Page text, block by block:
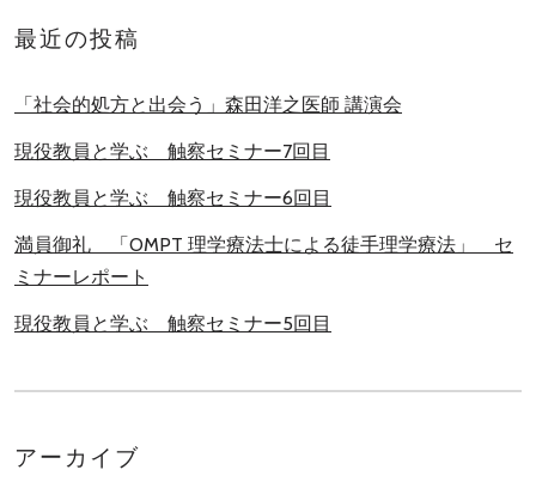
最近の投稿
「社会的処方と出会う」森田洋之医師 講演会
現役教員と学ぶ 触察セミナー7回目
現役教員と学ぶ 触察セミナー6回目
満員御礼 「OMPT 理学療法士による徒手理学療法」 セ
ミナーレポート
現役教員と学ぶ 触察セミナー5回目
アーカイブ